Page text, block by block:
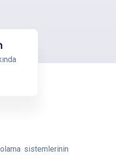
sistemlerinin